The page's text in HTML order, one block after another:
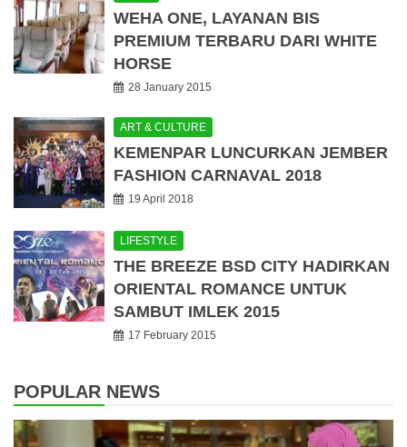
WEHA ONE, LAYANAN BIS
PREMIUM TERBARU DARI WHITE
HORSE
28 January 2015
ART & CULTURE
KEMENPAR LUNCURKAN JEMBER
FASHION CARNAVAL 2018
19 April 2018
LIFESTYLE
THE BREEZE BSD CITY HADIRKAN
ORIENTAL ROMANCE UNTUK
SAMBUT IMLEK 2015
17 February 2015
POPULAR NEWS